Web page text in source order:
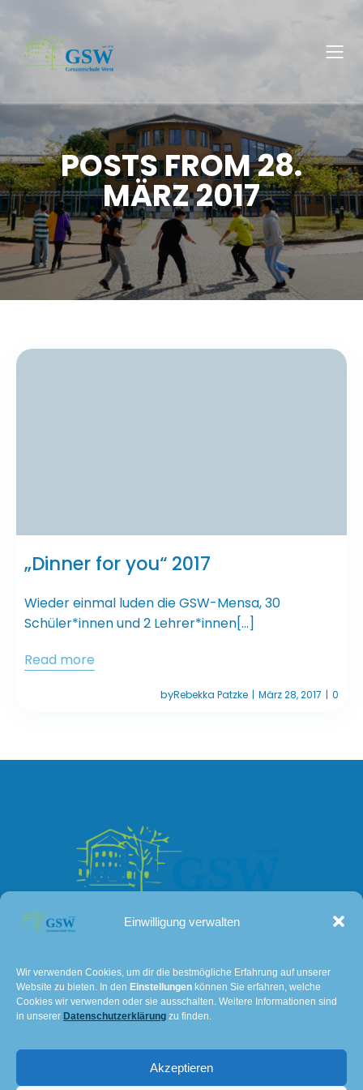
Einwilligung verwalten
Wir verwenden Cookies, um dir die bestmögliche Erfahrung auf unserer
Website zu bieten. In den Einstellungen können Sie erfahren, welche
Cookies wir verwenden oder sie ausschalten. Weitere Informationen sind
in unserer Datenschutzerklärung zu finden.
Akzeptieren
POSTS FROM 28.
MÄRZ 2017
„Dinner for you“ 2017
Wieder einmal luden die GSW-Mensa, 30
Schüler*innen und 2 Lehrer*innen[…]
Read more
byRebekka Patzke | März 28, 2017 | 0
Lissaer Straße 7
28237 Bremen
Tel: 0421 – 36114611
501@schulverwaltung.bremen.de